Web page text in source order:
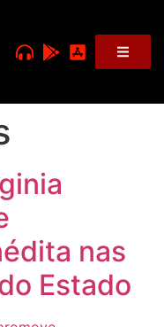
nas
Estado